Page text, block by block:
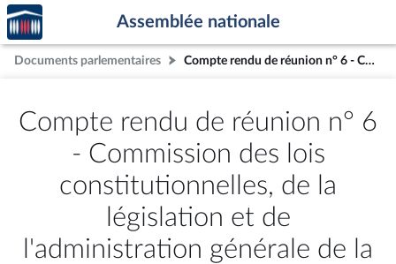
Aller au contenu
Aller en bas de la page
Accèder
à la
page
d'accueil
Assemblée nationale
Documents parlementaires Compte rendu de réunion n° 6 - Commission des lois constitutionnelles, de la législation et de l'administration générale de la République
Compte rendu de réunion n° 6
- Commission des lois
constitutionnelles, de la
législation et de
l'administration générale de la